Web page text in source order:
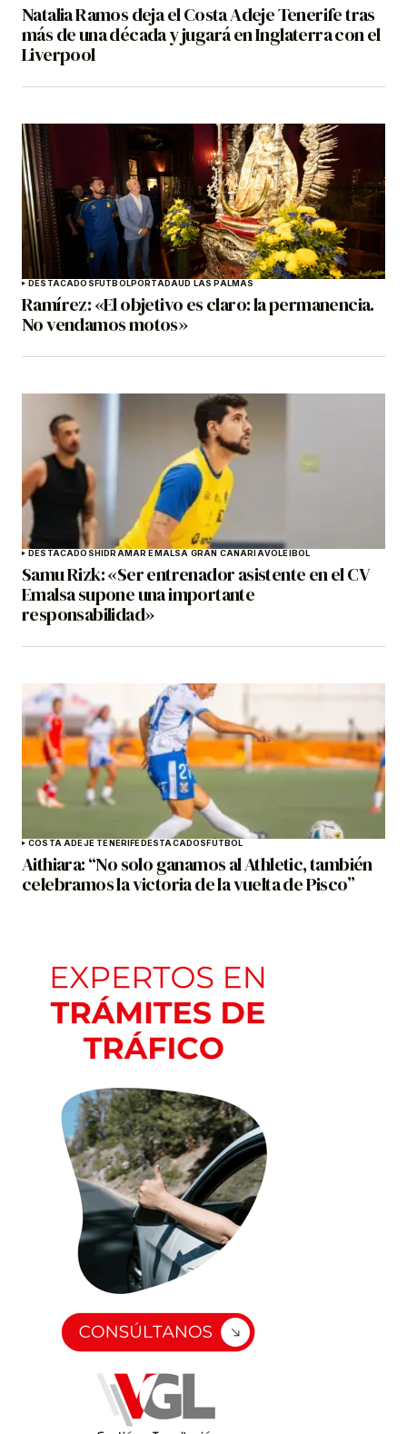
Natalia Ramos deja el Costa Adeje Tenerife tras
más de una década y jugará en Inglaterra con el
Liverpool
DESTACADOSFÚTBOLPORTADAUD LAS PALMAS
Ramírez: «El objetivo es claro: la permanencia.
No vendamos motos»
DESTACADOSHIDRAMAR EMALSA GRAN CANARIAVOLEIBOL
Samu Rizk: «Ser entrenador asistente en el CV
Emalsa supone una importante
responsabilidad»
COSTA ADEJE TENERIFEDESTACADOSFÚTBOL
Aithiara: “No solo ganamos al Athletic, también
celebramos la victoria de la vuelta de Pisco”